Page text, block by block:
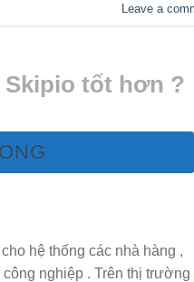
Leave a
Skipio tốt hơn ?
hệ thống các nhà hàng ,
nghiệp . Trên thị trường